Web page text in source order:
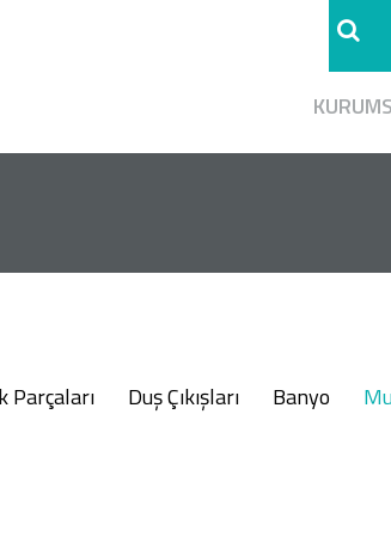
Parçaları Duş Çıkışları Banyo